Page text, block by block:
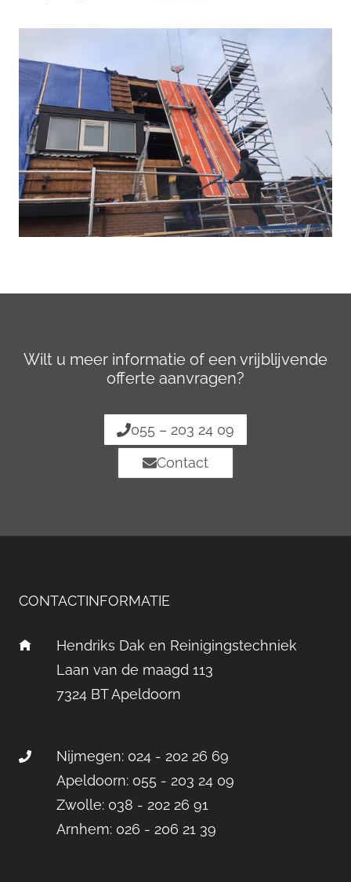
Wilt u meer informatie of een vrijblijvende
offerte aanvragen?
055 – 203 24 09
Contact
CONTACTINFORMATIE
Hendriks Dak en Reinigingstechniek
Laan van de maagd 113
7324 BT Apeldoorn
Nijmegen: 024 - 202 26 69
Apeldoorn: 055 - 203 24 09
Zwolle: 038 - 202 26 91
Arnhem: 026 - 206 21 39